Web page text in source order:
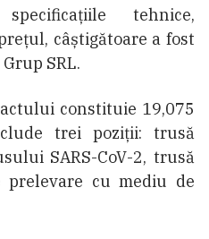
tehnice,
câștigătoare a fost
SRL.
constituie 19,075
trei poziții: trusă
SARS-CoV-2, trusă
cu mediu de